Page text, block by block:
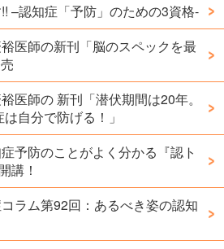
–認知症「予防」のための3資格-
医師の新刊「脳のスペックを最
医師の 新刊「潜伏期間は20年。
自分で防げる！」
予防のことがよく分かる『認ト
講！
ラム第92回：あるべき姿の認知